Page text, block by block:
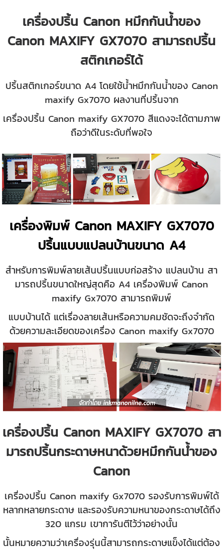
เครื่องปริ้น Canon หมึกกันน้ำของ
Canon MAXIFY GX7070 สามารถปริ้น
สติกเกอร์ได้
ปริ้นสติกเกอร์ขนาด A4 โดยใช้น้ำหมึกกันน้ำของ Canon
maxify Gx7070 ผลงานที่ปริ้นจาก
เครื่องปริ้น Canon maxify GX7070 สีแดงจะได้ตามภาพ
ถือว่าดีในระดับที่พอใจ
เครื่องพิมพ์ Canon MAXIFY GX7070
ปริ้นแบบแปลนบ้านขนาด A4
สำหรับการพิมพ์ลายเส้นปริ้นแบบก่อสร้าง แปลนบ้าน สา
มารถปริ้นขนาดใหญ่สุดคือ A4 เครื่องพิมพ์ Canon
maxify Gx7070 สามารถพิมพ์
แบบบ้านได้ แต่เรื่องลายเส้นหรือความคมชัดจะถึงจำกัด
ด้วยความละเอียดของเครื่อง Canon maxify Gx7070
เครื่องปริ้น Canon MAXIFY GX7070 สา
มารถปริ้นกระดาษหนาด้วยหมึกกันน้ำของ
Canon
เครื่องปริ้น Canon maxify Gx7070 รองรับการพิมพ์ได้
หลากหลายกระดาษ และรองรับความหนาของกระดาษได้ถึง
320 แกรม เขาการันตีไว้ว่าอย่างนั้น
นั้นหมายความว่าเครื่องรุ่นนี้สามารถกระดาษแข็งได้แต่ต้อง